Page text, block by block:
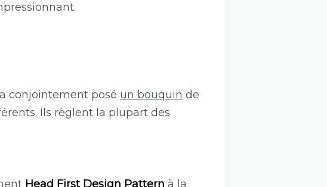
conjointement posé un bouquin de
Ils règlent la plupart des
Head First Design Pattern à la